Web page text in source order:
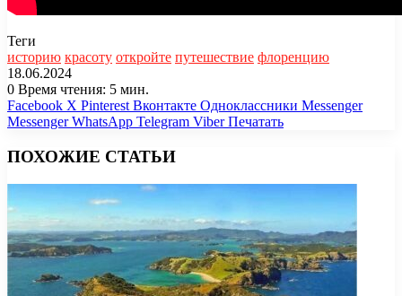
Теги
историю красоту откройте путешествие флоренцию
18.06.2024
0 Время чтения: 5 мин.
Facebook X Pinterest Вконтакте Одноклассники Messenger
Messenger WhatsApp Telegram Viber Печатать
ПОХОЖИЕ СТАТЬИ